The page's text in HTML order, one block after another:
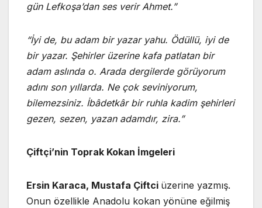
gün Lefkoşa’dan ses verir Ahmet.”
“İyi de, bu adam bir yazar yahu. Ödüllü, iyi de
bir yazar. Şehirler üzerine kafa patlatan bir
adam aslında o. Arada dergilerde görüyorum
adını son yıllarda. Ne çok seviniyorum,
bilemezsiniz. İbâdetkâr bir ruhla kadim şehirleri
gezen, sezen, yazan adamdır, zira.”
Çiftçi’nin Toprak Kokan İmgeleri
Ersin Karaca, Mustafa Çiftci üzerine yazmış.
Onun özellikle Anadolu kokan yönüne eğilmiş